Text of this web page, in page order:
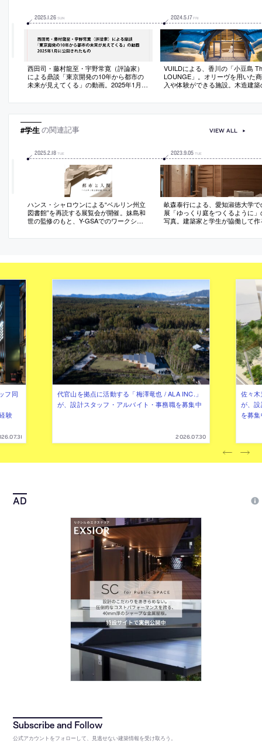
2025.1 26 SUN
西田司・藤村龍至・宇野常寛（評論家）
による鼎談「東京開発の10年から都市の
未来が見えてくる」の動画。2025年1月に
2024.5.17 FRI
VUILDによる、香川の「小豆島
LOUNGE」。オリーヴを用いた
入や体験ができる施設。木造建築
材を資源として活かす仕組みから
ない施工体制も追求
#学生の関連記事
2025.2.18 TUE
ハンス・シャロウンによる“ベルリン州立
図書館”を再読する展覧会が開催。妹島和
世の監修のもと、Y-GSAでのワークショ
とし図面と再読研究も展示
2023.9.05 TUE
畝森泰行による、愛知淑徳大学で
展「ゆっくり庭をつくるように」
写真。建築家と学生が協働して作
指し、８つの木造フレームを用い
アップ等も展示
VIEW ALL
フ同
験
代官山を拠点に活動する「梅澤竜也 / ALA INC.」
が、設計スタッフ・アルバイト・事務職を募集中
2026.07.30
佐々
が、
を募
公式アカウントをフォローして、見逃せない建築情報を受け取ろう。